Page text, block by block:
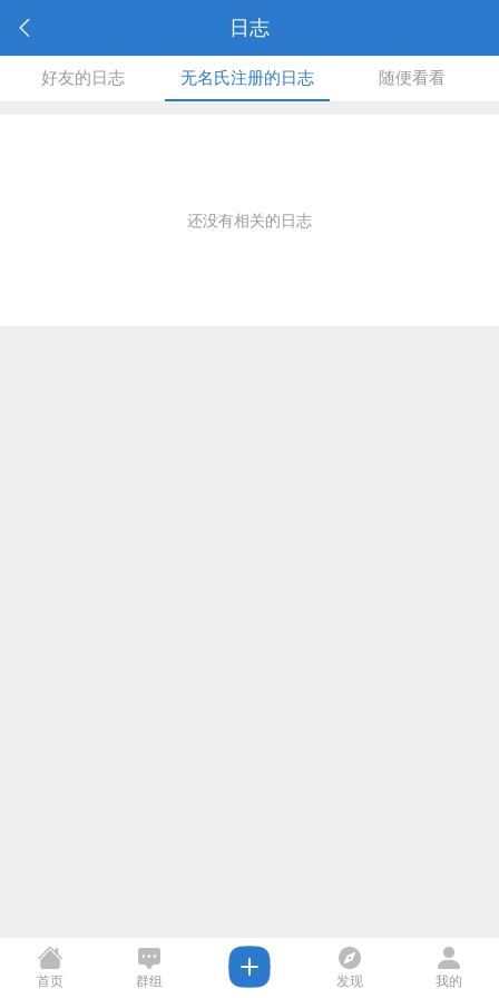
日志
好友的日志 无名氏注册的日志 随便看看
还没有相关的日志
首页 群组 发现 我的